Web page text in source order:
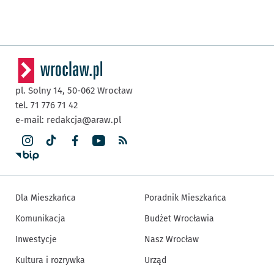
pl. Solny 14, 50-062 Wrocław
tel. 71 776 71 42
e-mail: redakcja@araw.pl
Dla Mieszkańca
Komunikacja
Inwestycje
Kultura i rozrywka
Poradnik Mieszkańca
Budżet Wrocławia
Nasz Wrocław
Urząd